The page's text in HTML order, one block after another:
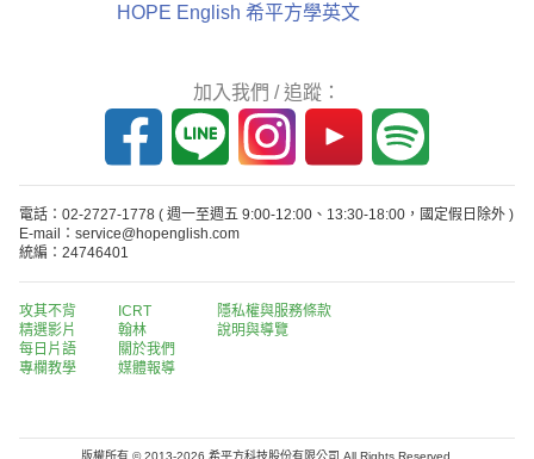
HOPE English 希平方學英文
加入我們 / 追蹤：
電話：02-2727-1778 ( 週一至週五 9:00-12:00、13:30-18:00，國定假日除外 )
E-mail：service@hopenglish.com
統編：24746401
攻其不背
精選影片
每日片語
專欄教學
ICRT
翰林
關於我們
媒體報導
隱私權與服務條款
說明與導覽
版權所有 © 2013-2026 希平方科技股份有限公司 All Rights Reserved.